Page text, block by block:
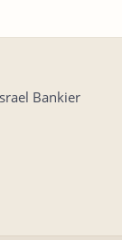
Bankier